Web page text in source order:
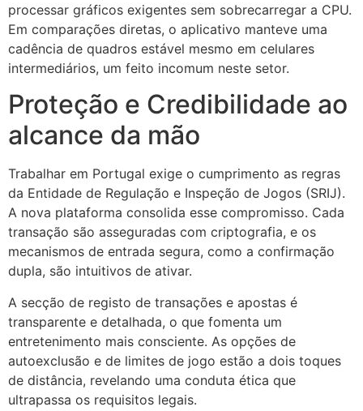
processar gráficos exigentes sem sobrecarregar a CPU.
Em comparações diretas, o aplicativo manteve uma
cadência de quadros estável mesmo em celulares
intermediários, um feito incomum neste setor.
Proteção e Credibilidade ao
alcance da mão
Trabalhar em Portugal exige o cumprimento as regras
da Entidade de Regulação e Inspeção de Jogos (SRIJ).
A nova plataforma consolida esse compromisso. Cada
transação são asseguradas com criptografia, e os
mecanismos de entrada segura, como a confirmação
dupla, são intuitivos de ativar.
A secção de registo de transações e apostas é
transparente e detalhada, o que fomenta um
entretenimento mais consciente. As opções de
autoexclusão e de limites de jogo estão a dois toques
de distância, revelando uma conduta ética que
ultrapassa os requisitos legais.